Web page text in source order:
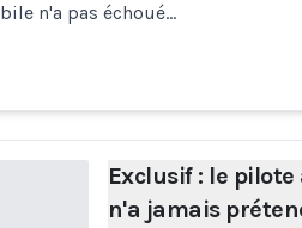
n'a pas échoué…
Exclusif : le
n'a jamais